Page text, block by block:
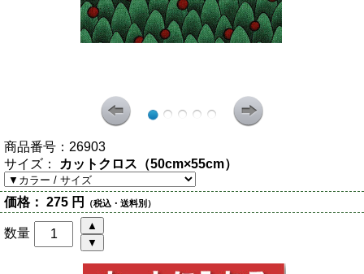
商品番号： 26903
サイズ： カットクロス（50cm×55cm）
価格： 275 円 （税込・送料別）
数量